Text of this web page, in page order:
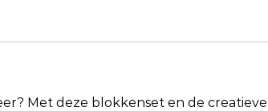
? Met deze blokkenset en de